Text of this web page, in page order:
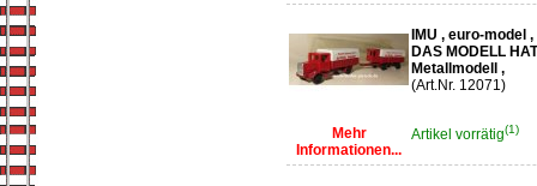
Mehr
Informationen...
IMU , euro-
DAS MODELL
Metallmodell ,
(Art.Nr. 12071)
Artikel vorrätig(1)